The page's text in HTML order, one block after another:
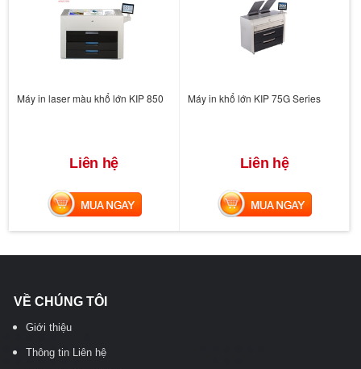
Máy in laser màu khổ lớn KIP 850
Liên hệ
MUA NGAY
Máy in khổ lớn KIP 75G Series
Liên hệ
MUA NGAY
VỀ CHÚNG TÔI
Giới thiệu
Thông tin Liên hệ